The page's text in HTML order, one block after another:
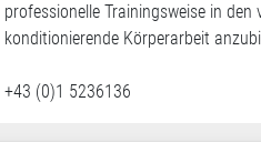
professionelle Trainingsweise in
konditionierende Körperarbeit
+43 (0)1 5236136